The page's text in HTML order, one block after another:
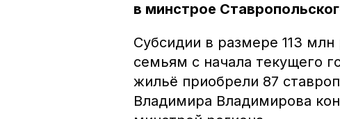
в минстрое
Субсидии в размере 113
семьям с начала текущего
жильё приобрели 87
Владимира Владимирова